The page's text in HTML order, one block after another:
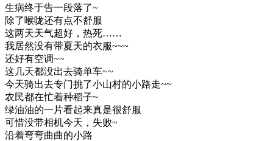
生病终于告一段落了~
除了喉咙还有点不舒服
这两天天气超好，热死……
我居然没有带夏天的衣服~~~
还好有空调~~
这几天都没出去骑单车~~
今天骑出去专门挑了小山村的小路走~~
农民都在忙着种稻子~
绿油油的一片看起来真是很舒服
可惜没带相机今天，失败~
沿着弯弯曲曲的小路